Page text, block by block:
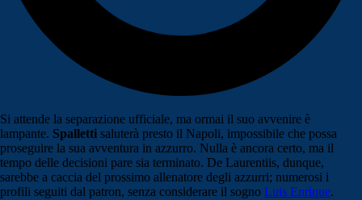
Si attende la separazione ufficiale, ma ormai il suo avvenire è
lampante. Spalletti saluterà presto il Napoli, impossibile che possa
proseguire la sua avventura in azzurro. Nulla è ancora certo, ma il
tempo delle decisioni pare sia terminato. De Laurentiis, dunque,
sarebbe a caccia del prossimo allenatore degli azzurri; numerosi i
profili seguiti dal patron, senza considerare il sogno Luis Enrique.